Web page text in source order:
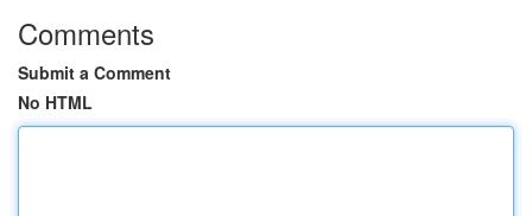
Comments
Submit a Comment
No HTML